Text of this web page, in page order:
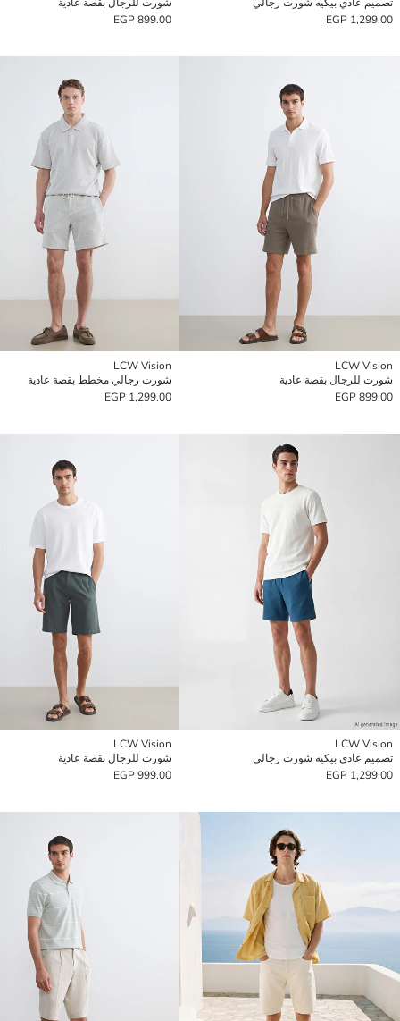
1,299.00 EGP
899.00 EGP
LCW Vision
شورت للرجال بقصة عادية
899.00 EGP
LCW Vision
شورت رجالي مخطط بقصة عادية
1,299.00 EGP
LCW Vision
تصميم عادي بيكيه شورت رجالي
1,299.00 EGP
LCW Vision
شورت للرجال بقصة عادية
999.00 EGP